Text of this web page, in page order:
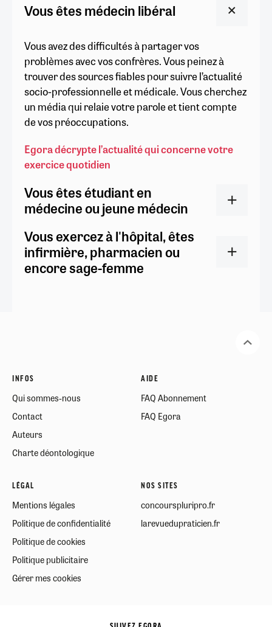
Vous êtes médecin libéral
Vous avez des difficultés à partager vos
problèmes avec vos confrères. Vous peinez à
trouver des sources fiables pour suivre l’actualité
socio-professionnelle et médicale. Vous cherchez
un média qui relaie votre parole et tient compte
de vos préoccupations.
Egora décrypte l’actualité qui concerne votre
exercice quotidien
Vous êtes étudiant en
médecine ou jeune médecin
Vous exercez à l'hôpital, êtes
infirmière, pharmacien ou
encore sage-femme
INFOS
Qui sommes-nous
Contact
Auteurs
Charte déontologique
AIDE
FAQ Abonnement
FAQ Egora
LÉGAL
Mentions légales
Politique de confidentialité
Politique de cookies
Politique publicitaire
Gérer mes cookies
NOS SITES
concourspluripro.fr
larevuedupraticien.fr